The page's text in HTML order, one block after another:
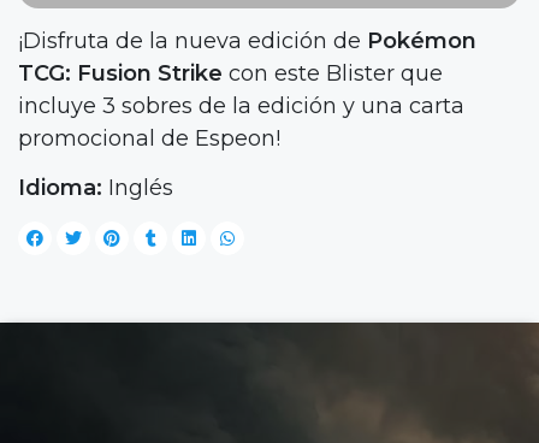
¡Disfruta de la nueva edición de Pokémon
TCG: Fusion Strike con este Blister que
incluye 3 sobres de la edición y una carta
promocional de Espeon!
Idioma: Inglés